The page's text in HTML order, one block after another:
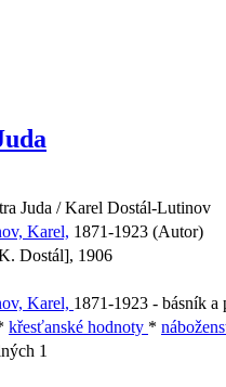
Juda / Karel Dostál-Lutinov
Karel, 1871-1923 (Autor)
Dostál], 1906
Karel, 1871-1923 - básník a
křesťanské hodnoty *
1